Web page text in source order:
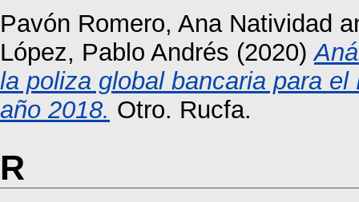
Pavón Romero, Ana Natividad
López, Pablo Andrés (2020)
la poliza global bancaria para
año 2018. Otro. Rucfa.
R